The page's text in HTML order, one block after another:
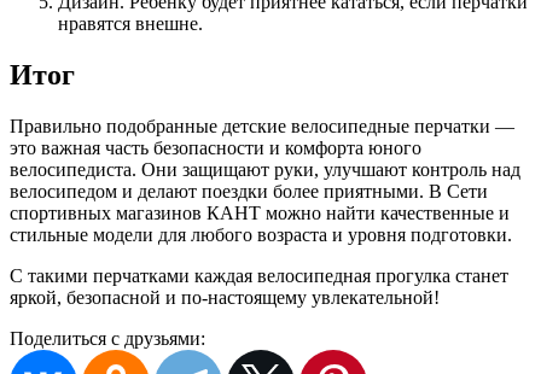
нравятся внешне.
Итог
Правильно подобранные детские велосипедные перчатки —
это важная часть безопасности и комфорта юного
велосипедиста. Они защищают руки, улучшают контроль над
велосипедом и делают поездки более приятными. В Сети
спортивных магазинов КАНТ можно найти качественные и
стильные модели для любого возраста и уровня подготовки.
С такими перчатками каждая велосипедная прогулка станет
яркой, безопасной и по-настоящему увлекательной!
Поделиться с друзьями: